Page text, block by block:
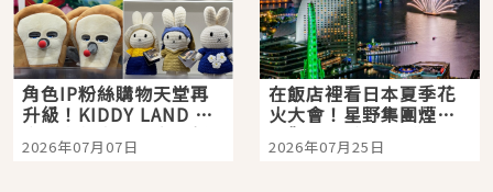
角色IP粉絲購物天堂再
升級！KIDDY LAND 原
宿店吉伊卡哇迎客，新
開幕 OMOKADO 店3分
2026年07月07日
在飯店裡看日本夏季花
火大會！星野集團煙火
景觀飯店6選，讓你不用
人擠人悠閒欣賞
2026年07月25日